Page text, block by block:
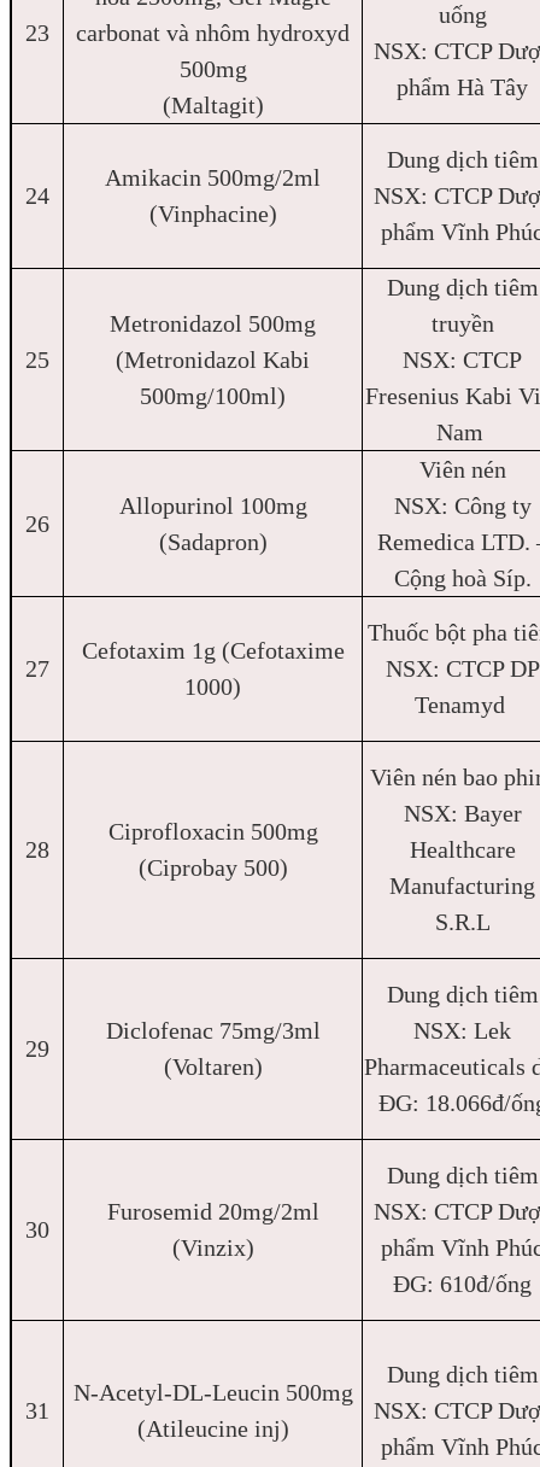
23
carbonat và nhôm hydroxyd
500mg
(Maltagit)
uống
NSX: CTCP
phẩm Hà Tây
24
Amikacin 500mg/2ml
(Vinphacine)
Dung dịch tiêm
NSX: CTCP
phẩm Vĩnh
25
Metronidazol 500mg
(Metronidazol Kabi
500mg/100ml)
Dung dịch tiêm
truyền
NSX: CTCP
Fresenius Kabi
Nam
26
Allopurinol 100mg
(Sadapron)
Viên nén
NSX: Công ty
Remedica LTD.
Cộng hoà Síp.
27
Cefotaxim 1g (Cefotaxime
1000)
Thuốc bột pha
NSX: CTCP DP
Tenamyd
28
Ciprofloxacin 500mg
(Ciprobay 500)
Viên nén bao
NSX: Bayer
Healthcare
Manufacturing
S.R.L
29
Diclofenac 75mg/3ml
(Voltaren)
Dung dịch tiêm
NSX: Lek
Pharmaceuticals
ĐG: 18.066đ/
30
Furosemid 20mg/2ml
(Vinzix)
Dung dịch tiêm
NSX: CTCP
phẩm Vĩnh
ĐG: 610đ/ống
31
N-Acetyl-DL-Leucin 500mg
(Atileucine inj)
Dung dịch tiêm
NSX: CTCP
phẩm Vĩnh